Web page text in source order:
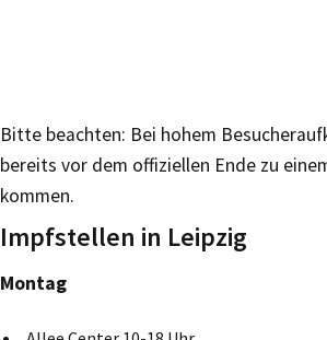
Bitte beachten: Bei hohem
bereits vor dem offiziellen Ende zu
kommen.
Impfstellen in Leipzig
Montag